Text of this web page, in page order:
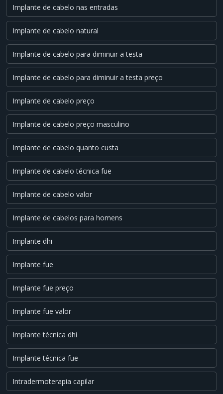
Implante de cabelo nas entradas
Implante de cabelo natural
Implante de cabelo para diminuir a testa
Implante de cabelo para diminuir a testa preço
Implante de cabelo preço
Implante de cabelo preço masculino
Implante de cabelo quanto custa
Implante de cabelo técnica fue
Implante de cabelo valor
Implante de cabelos para homens
Implante dhi
Implante fue
Implante fue preço
Implante fue valor
Implante técnica dhi
Implante técnica fue
Intradermoterapia capilar